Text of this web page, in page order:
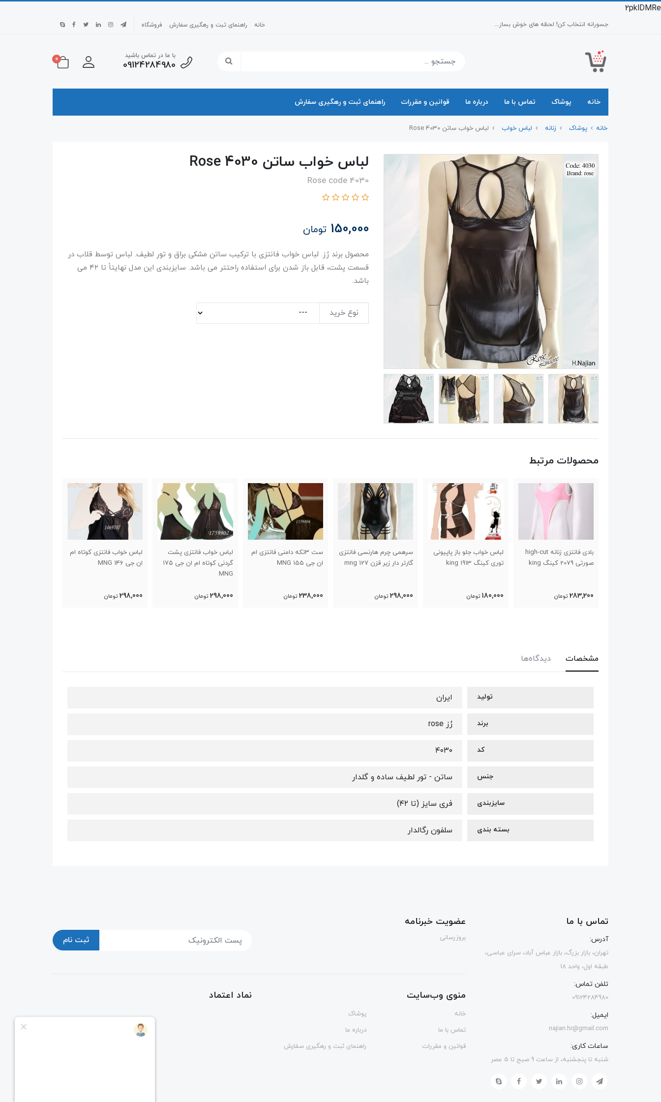
2pklDMRe
جسورانه انتخاب کن! لحظه های خوش بساز... خانه راهنمای ثبت و رهگیری سفارش فروشگاه
با ما در تماس باشید
09124284980
0
خانه پوشاک تماس با ما درباره ما قوانین و مقررات راهنمای ثبت و رهگیری سفارش
خانه پوشاک زنانه لباس خواب لباس خواب ساتن 4030 Rose
لباس خواب ساتن 4030 Rose
Rose code 4030
150,000 تومان
محصول برند رُز. لباس خواب فانتزی با ترکیب ساتن مشکی براق و تور لطیف. لباس توسط قلاب در
قسمت پشت، قابل باز شدن برای استفاده راحتتر می باشد. سایزبندی این مدل نهایتاً تا ۴۲ می
باشد.
نوع خرید
محصولات مرتبط
بادی فانتزی زنانه high-cut
صورتی 2079 کینگ king
283,200 تومان
لباس خواب جلو باز پاپیونی
توری کینگ 1913 king
180,000 تومان
سرهمی چرم هارنسی فانتزی
گارتر دار زیر قزن 127 mng
298,000 تومان
ست 3تکه دامنی فانتزی ام
ان جی 155 MNG
238,000 تومان
لباس خواب فانتزی پشت
گردنی کوتاه ام ان جی ۱۷۵
MNG
298,000 تومان
لباس خواب فانتزی کوتاه ام
ان جی ۱۴۶ MNG
298,000 تومان
مشخصات دیدگاه‌ها
تولید ایران
برند رُز rose
کد ۴۰۳۰
جنس ساتن - تور لطیف ساده و گلدار
سایزبندی فری سایز (تا ۴۲)
بسته بندی سلفون رگالدار
تماس با ما
آدرس:
تهران، بازار بزرگ، بازار عباس آباد، سرای عباسی،
طبقه اول، واحد 18
تلفن تماس:
09124284980
ایمیل:
najian.hr@gmail.com
ساعات کاری:
شنبه تا پنجشنبه، از ساعت 9 صبح تا 5 عصر
عضویت خبرنامه
بروزرسانی ثبت نام
منوی وب‌سایت
خانه
پوشاک
تماس با ما
درباره ما
قوانین و مقررات
راهنمای ثبت و رهگیری سفارش
نماد اعتماد